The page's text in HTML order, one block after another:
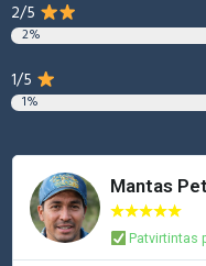
2/5
2%
1/5
1%
Mantas
★★★★★
Patvirtintas